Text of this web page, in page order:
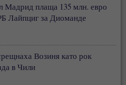
Мадрид плаща 135 млн. евро
Лайпциг за Диоманде
Возиня като рок
в Чили